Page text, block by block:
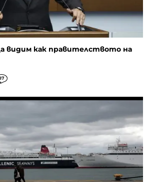
видим как правителството на